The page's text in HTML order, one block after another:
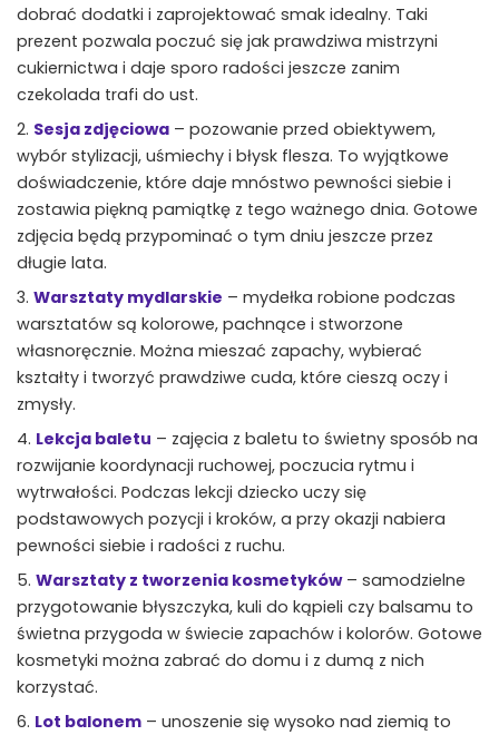
dobrać dodatki i zaprojektować smak idealny. Taki
prezent pozwala poczuć się jak prawdziwa mistrzyni
cukiernictwa i daje sporo radości jeszcze zanim
czekolada trafi do ust.
Sesja zdjęciowa – pozowanie przed obiektywem,
wybór stylizacji, uśmiechy i błysk flesza. To wyjątkowe
doświadczenie, które daje mnóstwo pewności siebie i
zostawia piękną pamiątkę z tego ważnego dnia. Gotowe
zdjęcia będą przypominać o tym dniu jeszcze przez
długie lata.
Warsztaty mydlarskie – mydełka robione podczas
warsztatów są kolorowe, pachnące i stworzone
własnoręcznie. Można mieszać zapachy, wybierać
kształty i tworzyć prawdziwe cuda, które cieszą oczy i
zmysły.
Lekcja baletu – zajęcia z baletu to świetny sposób na
rozwijanie koordynacji ruchowej, poczucia rytmu i
wytrwałości. Podczas lekcji dziecko uczy się
podstawowych pozycji i kroków, a przy okazji nabiera
pewności siebie i radości z ruchu.
Warsztaty z tworzenia kosmetyków– samodzielne
przygotowanie błyszczyka, kuli do kąpieli czy balsamu to
świetna przygoda w świecie zapachów i kolorów. Gotowe
kosmetyki można zabrać do domu i z dumą z nich
korzystać.
Lot balonem – unoszenie się wysoko nad ziemią to